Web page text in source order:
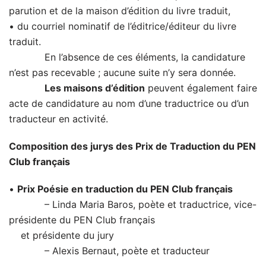
parution et de la maison d’édition du livre traduit,
• du courriel nominatif de l’éditrice/éditeur du livre
traduit.
En l’absence de ces éléments, la candidature
n’est pas recevable ; aucune suite n’y sera donnée.
Les maisons d’édition peuvent également faire
acte de candidature au nom d’une traductrice ou d’un
traducteur en activité.
Composition des jurys des Prix de Traduction du PEN
Club français
• Prix Poésie en traduction du PEN Club français
– Linda Maria Baros, poète et traductrice, vice-
présidente du PEN Club français
et présidente du jury
– Alexis Bernaut, poète et traducteur